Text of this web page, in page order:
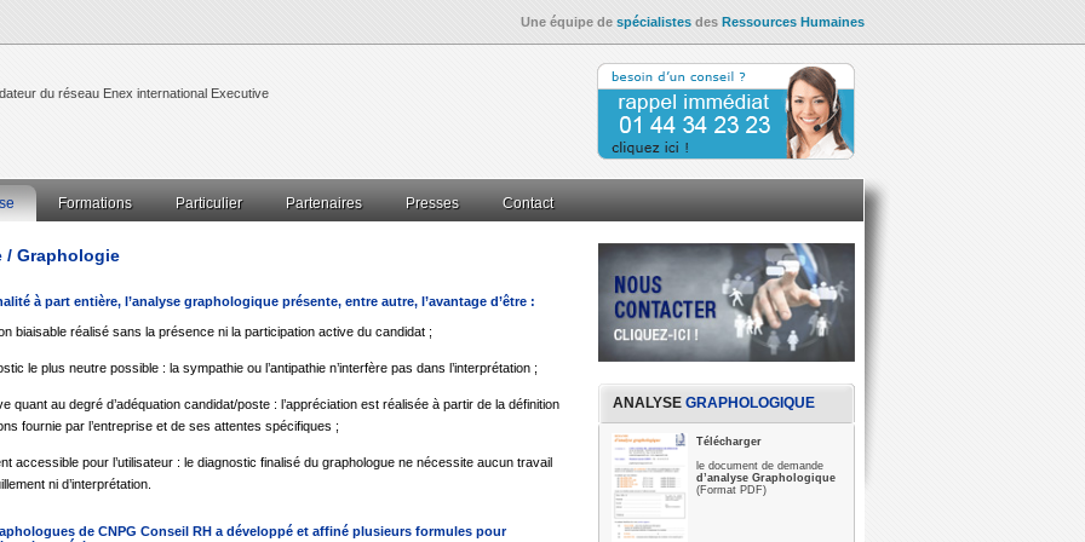
Une équipe de spécialistes des Ressources Humaines
du réseau Enex international Executive
Formations Particulier Partenaires Presses Contact
Evaluation Graphologie Expertise en écritures
distances Séminaires RH
services Gestion prévisionnelle des RH – GPEC Conseil – Assistance – Externalisation de la fonction RHAmélioration du climat social par l’écoute
Bilan d’évaluation La formation
La mesure des résultats
Evaluation Psychotechnique
Grapho-tel Bilan « 3 tests »
Liste professorale
Les débouchés
du dessin chez l’enfant Graphothérapie Orientation Scolaire Analyse transactionnelle
détermine Comment faire ? Demande d’analyse
/ Graphologie
à part entière, l’analyse graphologique présente, entre autre, l’avantage d’être :
biaisable réalisé sans la présence ni la participation active du candidat ;
le plus neutre possible : la sympathie ou l’antipathie n’interfère pas dans l’interprétation ;
quant au degré d’adéquation candidat/poste : l’appréciation est réalisée à partir de la définition
fournie par l’entreprise et de ses attentes spécifiques ;
accessible pour l’utilisateur : le diagnostic finalisé du graphologue ne nécessite aucun travail
ni d’interprétation.
de CNPG Conseil RH a développé et affiné plusieurs formules pour
ANALYSE GRAPHOLOGIQUE
Télécharger
le document de demande
d’analyse Graphologique
(Format PDF)